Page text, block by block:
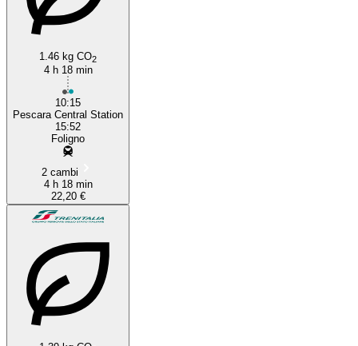
1.46 kg CO2
4 h 18 min
10:15
Pescara Central Station
15:52
Foligno
2 cambi
4 h 18 min
22,20 €